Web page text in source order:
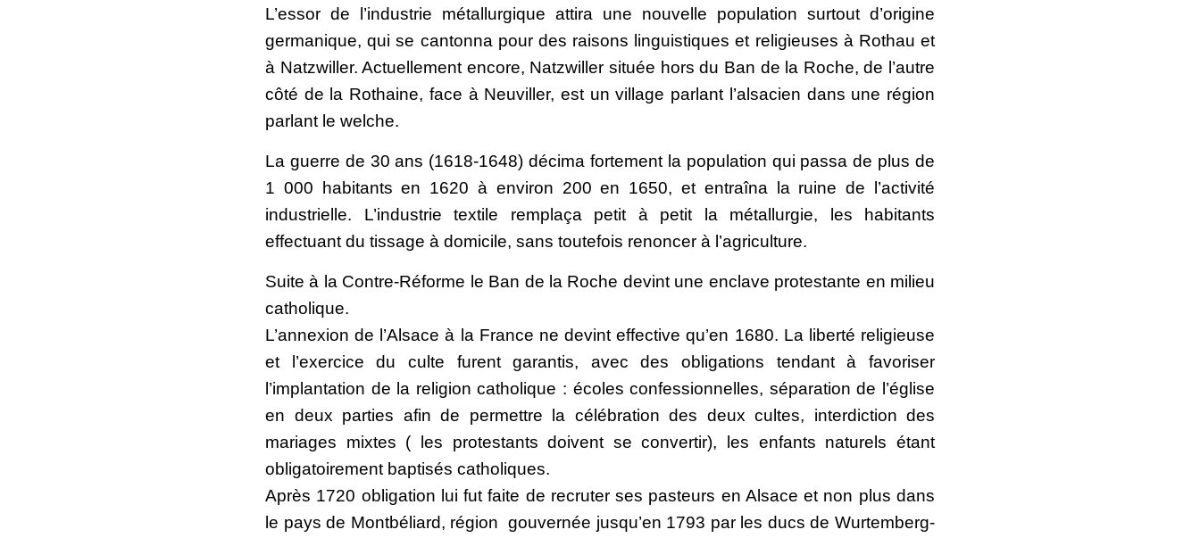
L’essor de l’industrie métallurgique attira une nouvelle population surtout d’origine
germanique, qui se cantonna pour des raisons linguistiques et religieuses à Rothau et
à Natzwiller. Actuellement encore, Natzwiller située hors du Ban de la Roche, de l’autre
côté de la Rothaine, face à Neuviller, est un village parlant l’alsacien dans une région
parlant le welche.
La guerre de 30 ans (1618-1648) décima fortement la population qui passa de plus de
1 000 habitants en 1620 à environ 200 en 1650, et entraîna la ruine de l’activité
industrielle. L’industrie textile remplaça petit à petit la métallurgie, les habitants
effectuant du tissage à domicile, sans toutefois renoncer à l’agriculture.
Suite à la Contre-Réforme le Ban de la Roche devint une enclave protestante en milieu
catholique.
L’annexion de l’Alsace à la France ne devint effective qu’en 1680. La liberté religieuse
et l’exercice du culte furent garantis, avec des obligations tendant à favoriser
l’implantation de la religion catholique : écoles confessionnelles, séparation de l’église
en deux parties afin de permettre la célébration des deux cultes, interdiction des
mariages mixtes ( les protestants doivent se convertir), les enfants naturels étant
obligatoirement baptisés catholiques.
Après 1720 obligation lui fut faite de recruter ses pasteurs en Alsace et non plus dans
le pays de Montbéliard, région gouvernée jusqu’en 1793 par les ducs de Wurtemberg-